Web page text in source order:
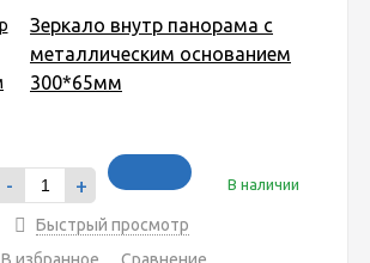
Зеркало внутр панорама с
металлическим основанием
300*65мм
- + В наличии
Быстрый просмотр
В избранное
Сравнение